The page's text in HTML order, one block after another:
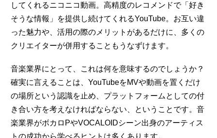
してくれるニコニコ動画。高精度のレコメンドで「好き
そうな情報」を提供し続けてくれるYouTube。お互い違
った魅力や、活用の際のメリットがあるだけに、多くの
クリエイターが併用することもうなずけます。
音楽業界にとって、これは何を意味するのでしょうか？
確実に言えることは、YouTubeをMVや動画を置くだけ
の場所という認識を止め、プラットフォームとしての付
き合い方を考えなければならない、ということです。音
楽業界がボカロPやVOCALOIDシーン出身のアーティス
トの成功から学べるヒントは多くあります。